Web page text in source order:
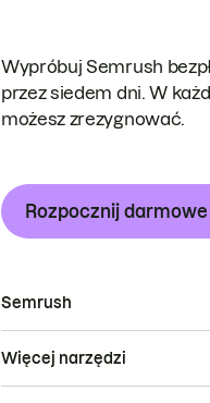
Wypróbuj Semrush
przez siedem dni. W
możesz zrezygnować.
Rozpocznij
Semrush
Więcej narzędzi